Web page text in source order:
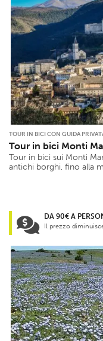
TOUR IN BICI CON GUIDA
Tour in bici Monti
Tour in bici sui Monti
antichi borghi, fino alla
DA 90€ A
Il prezzo